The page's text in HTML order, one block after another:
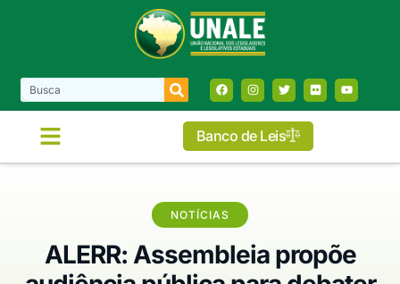
Banco de Leis
NOTÍCIAS
ALERR: Assembleia propõe